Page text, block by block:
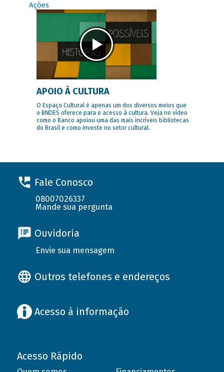
Ações
APOIO À CULTURA
O Espaço Cultural é apenas um dos diversos meios que
o BNDES oferece para o acesso à cultura. Veja no vídeo
como o Banco apoiou uma das mais incríveis bibliotecas
do Brasil e como investe no setor cultural.
Fale Conosco
08007026337
Mande sua pergunta
Ouvidoria
Envie sua mensagem
Outros telefones e endereços
Acesso à informação
Acesso Rápido